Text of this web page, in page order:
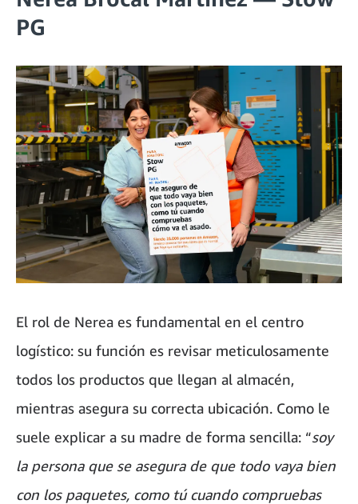
PG
El rol de Nerea es fundamental en el centro
logístico: su función es revisar meticulosamente
todos los productos que llegan al almacén,
mientras asegura su correcta ubicación. Como le
suele explicar a su madre de forma sencilla: “soy
la persona que se asegura de que todo vaya bien
con los paquetes, como tú cuando compruebas